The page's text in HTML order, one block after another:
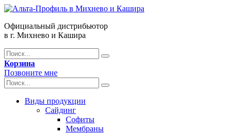
Официальный дистрибьютор
в г. Михнево и Кашира
Корзина
Позвоните мне
Виды продукции
Сайдинг
Софиты
Мембраны